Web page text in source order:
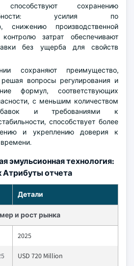
способствуют сохранению
усилия по
снижению производственной
затрат обеспечивают
без ущерба для свойств
сохраняют преимущество,
решая вопросы регулирования и
формул, соответствующих
с меньшим количеством
и требованиями к
способствует более
и укреплению доверия к
эмульсионная технология:
Атрибуты отчета
Детали
и рост рынка
2025
USD 720 Million